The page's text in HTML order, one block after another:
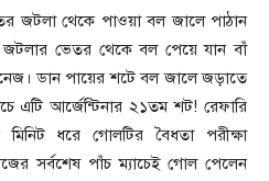
জটলা থেকে পাওয়া বল জালে পাঠান
জটলার ভেতর থেকে বল পেয়ে যান বাঁ
ডান পায়ের শটে বল জালে জড়াতে
এটি আর্জেন্টিনার ২১তম শট! রেফারি
ধরে গোলটির বৈধতা পরীক্ষা
সর্বশেষ পাঁচ ম্যাচেই গোল পেলেন